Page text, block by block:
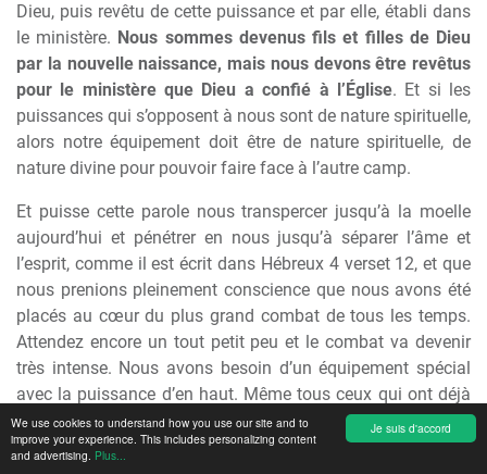
Je suis d'accord
We use cookies to understand how you use our site and to
improve your experience. This includes personalizing content
and advertising. Plus...
Dieu, puis revêtu de cette puissance et par elle, établi dans
le ministère. Nous sommes devenus fils et filles de Dieu
par la nouvelle naissance, mais nous devons être revêtus
pour le ministère que Dieu a confié à l’Église. Et si les
puissances qui s’opposent à nous sont de nature spirituelle,
alors notre équipement doit être de nature spirituelle, de
nature divine pour pouvoir faire face à l’autre camp.
Et puisse cette parole nous transpercer jusqu’à la moelle
aujourd’hui et pénétrer en nous jusqu’à séparer l’âme et
l’esprit, comme il est écrit dans Hébreux 4 verset 12, et que
nous prenions pleinement conscience que nous avons été
placés au cœur du plus grand combat de tous les temps.
Attendez encore un tout petit peu et le combat va devenir
très intense. Nous avons besoin d’un équipement spécial
avec la puissance d’en haut. Même tous ceux qui ont déjà
reçu le baptême du Saint-Esprit sentent bien que cela ne
suffit pas.Nous avons besoin de l’autorité divine au nom